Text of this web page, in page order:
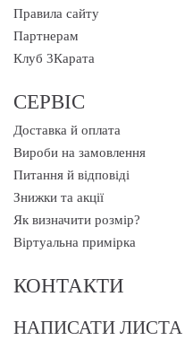
Правила сайту
Партнерам
Клуб 3Карата
СЕРВІС
Доставка й оплата
Вироби на замовлення
Питання й відповіді
Знижки та акції
Як визначити розмір?
Віртуальна примірка
КОНТАКТИ
НАПИСАТИ ЛИСТА